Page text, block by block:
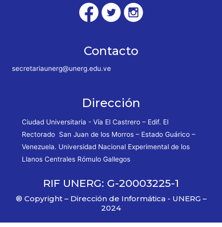
Contacto
secretariaunerg@unerg.edu.ve
Dirección
Ciudad Universitaria - Vía El Castrero – Edif. El
Rectorado San Juan de los Morros – Estado Guárico –
Venezuela. Universidad Nacional Experimental de los
Llanos Centrales Rómulo Gallegos
RIF UNERG: G-20003225-1
® Copyright – Dirección de Informática - UNERG –
2024